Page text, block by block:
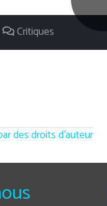
Critiques
des droits d'auteur